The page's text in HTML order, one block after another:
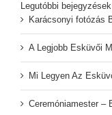
Legutóbbi bejegyzések
Karácsonyi fotózás
A Legjobb Esküvői
Mi Legyen Az
Ceremóniamester –